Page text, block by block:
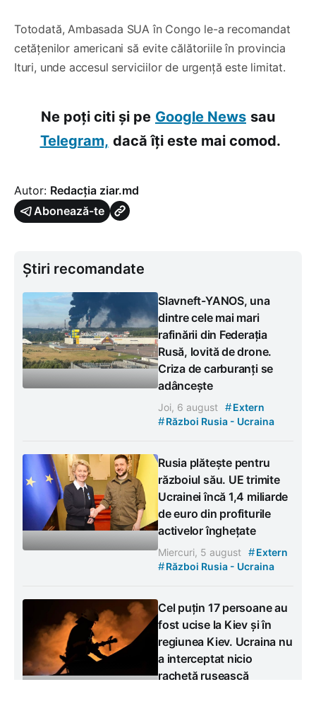
Totodată, Ambasada SUA în Congo le-a recomandat
cetățenilor americani să evite călătoriile în provincia
Ituri, unde accesul serviciilor de urgență este limitat.
Ne poți citi și pe Google News sau
Telegram, dacă îți este mai comod.
Autor: Redacția ziar.md
Abonează-te
Știri recomandate
Slavneft-YANOS, una
dintre cele mai mari
rafinării din Federația
Rusă, lovită de drone.
Criza de carburanți se
adâncește
Joi, 6 august #Extern
#Război Rusia - Ucraina
Rusia plătește pentru
războiul său. UE trimite
Ucrainei încă 1,4 miliarde
de euro din profiturile
activelor înghețate
Miercuri, 5 august #Extern
#Război Rusia - Ucraina
Cel puțin 17 persoane au
fost ucise la Kiev și în
regiunea Kiev. Ucraina nu
a interceptat nicio
rachetă rusească